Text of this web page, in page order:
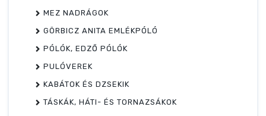
MEZ NADRÁGOK
GÖRBICZ ANITA EMLÉKPÓLÓ
PÓLÓK, EDZŐ PÓLÓK
PULÓVEREK
KABÁTOK ÉS DZSEKIK
TÁSKÁK, HÁTI- ÉS TORNAZSÁKOK